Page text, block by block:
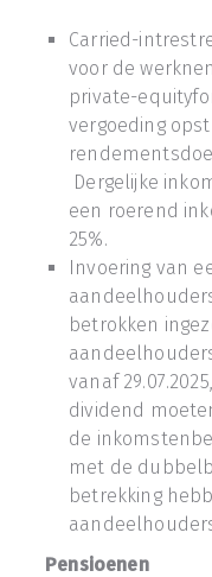
Carried-
voor de
private-
vergoeding
Dergelijke
een roerend
25%.
Invoering van
betrokken
vanaf
dividend
de
met de
betrekking
Pensioenen